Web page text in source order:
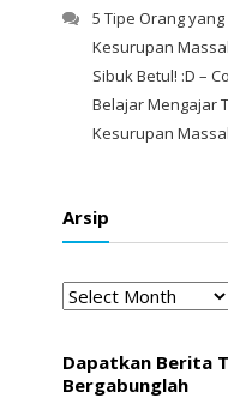
5 Tipe Orang
Kesurupan
Sibuk Betul! :D –
Belajar Mengajar
Kesurupan Massal
Arsip
Arsip
Dapatkan Berita
Bergabunglah